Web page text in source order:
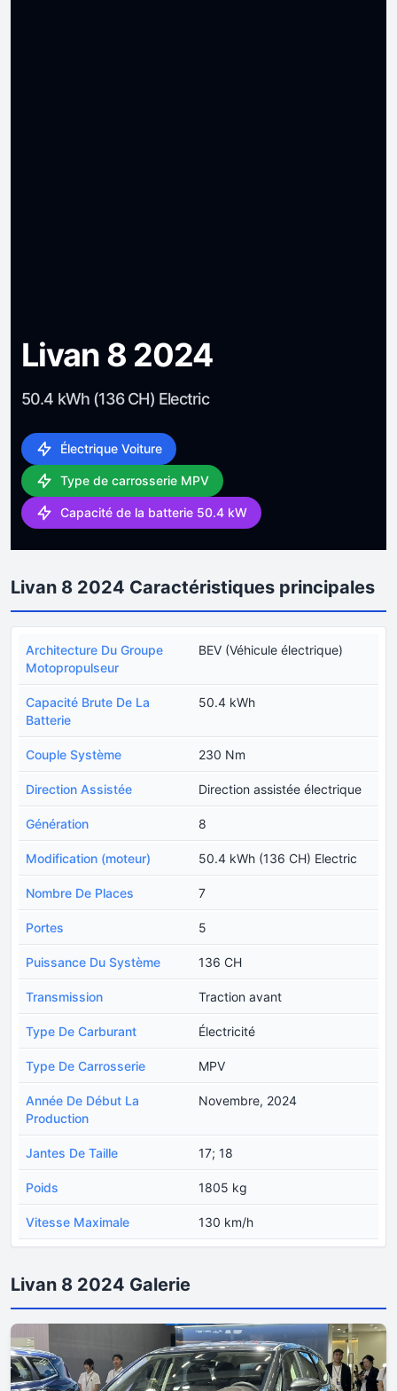
Livan 8 2024
50.4 kWh (136 CH) Electric
Électrique Voiture
Type de carrosserie MPV
Capacité de la batterie 50.4 kW
Livan 8 2024 Caractéristiques principales
Architecture Du Groupe
Motopropulseur
BEV (Véhicule électrique)
Capacité Brute De La
Batterie
50.4 kWh
Couple Système 230 Nm
Direction Assistée Direction assistée électrique
Génération 8
Modification (moteur) 50.4 kWh (136 CH) Electric
Nombre De Places 7
Portes 5
Puissance Du Système 136 CH
Transmission Traction avant
Type De Carburant Électricité
Type De Carrosserie MPV
Année De Début La
Production
Novembre, 2024
Jantes De Taille 17; 18
Poids 1805 kg
Vitesse Maximale 130 km/h
Livan 8 2024 Galerie